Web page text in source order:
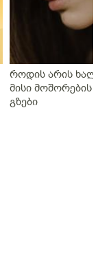
როდის არის
მისი მოშორების
გზები